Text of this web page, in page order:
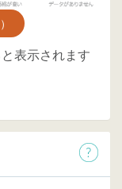
表示されます